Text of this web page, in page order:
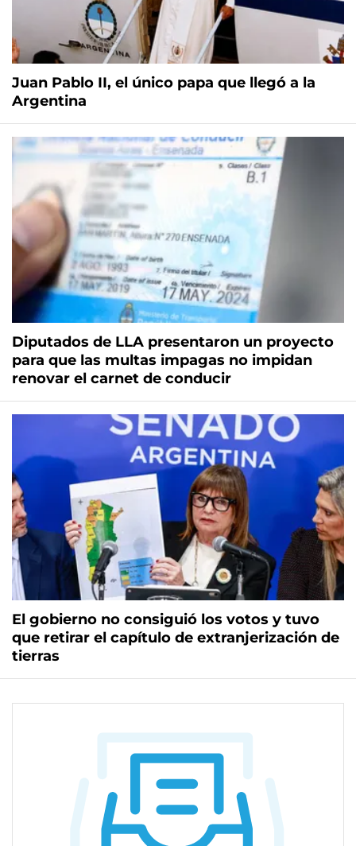
Juan Pablo II, el único papa que llegó a la
Argentina
Diputados de LLA presentaron un proyecto
para que las multas impagas no impidan
renovar el carnet de conducir
El gobierno no consiguió los votos y tuvo
que retirar el capítulo de extranjerización de
tierras